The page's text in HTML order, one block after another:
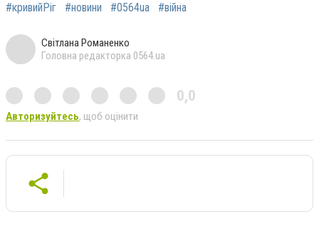
#кривийРіг #новини #0564ua #війна
Світлана Романенко
Головна редакторка 0564.ua
0,0
Авторизуйтесь, щоб оцінити